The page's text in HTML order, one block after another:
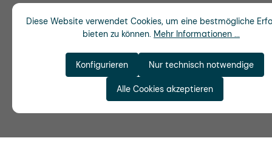
Diese Website verwendet Cookies, um eine bestmögliche
bieten zu können. Mehr Informationen ...
Nur technisch notwendige
Konfigurieren
Alle Cookies akzeptieren